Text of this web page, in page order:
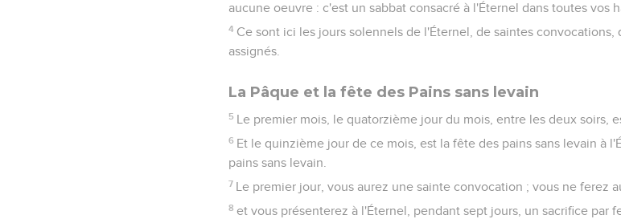
aucune oeuvre : c'est un sabbat consacré à l'Éternel dans toutes vos
4 Ce sont ici les jours solennels de l'Éternel, de saintes
assignés.
La Pâque et la fête des Pains sans levain
5 Le premier mois, le quatorzième jour du mois, entre les deux soirs,
6 Et le quinzième jour de ce mois, est la fête des pains sans levain à
pains sans levain.
7 Le premier jour, vous aurez une sainte convocation ; vous ne ferez
8 et vous présenterez à l'Éternel, pendant sept jours, un sacrifice par